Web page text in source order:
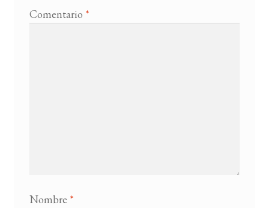
Comentario *
Nombre *